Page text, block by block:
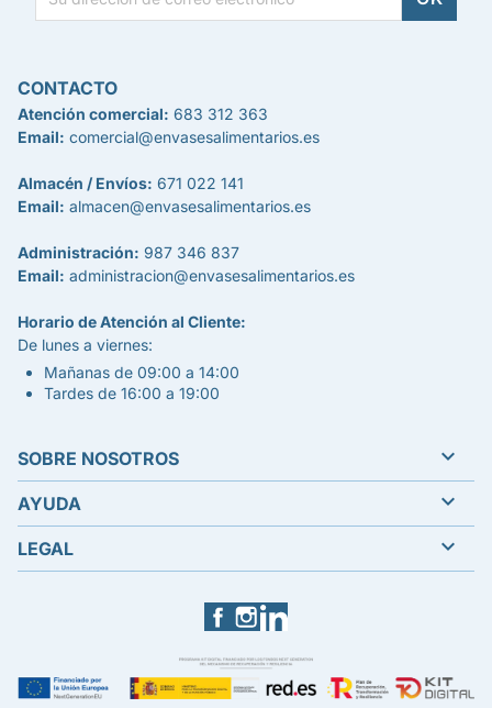
Facebook
CONTACTO
Atención comercial: 683 312 363
Email: comercial@envasesalimentarios.es
Almacén / Envíos: 671 022 141
Email: almacen@envasesalimentarios.es
Administración: 987 346 837
Email: administracion@envasesalimentarios.es
Horario de Atención al Cliente:
De lunes a viernes:
Mañanas de 09:00 a 14:00
Tardes de 16:00 a 19:00
SOBRE NOSOTROS 
AYUDA 
LEGAL 